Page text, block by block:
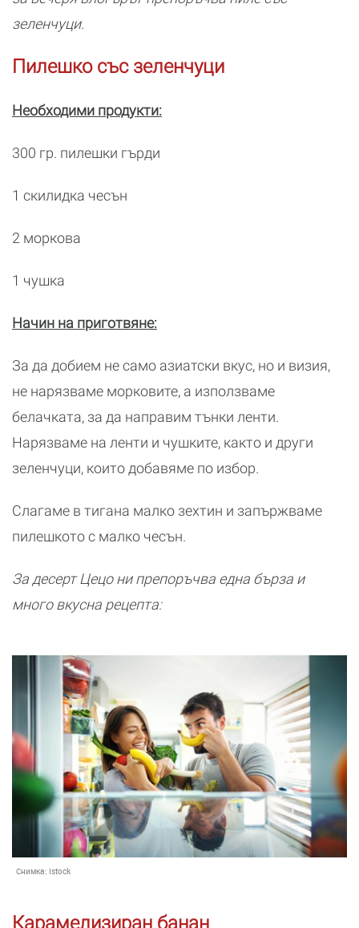
зеленчуци.
Пилешко със зеленчуци
Необходими продукти:
300 гр. пилешки гърди
1 скилидка чесън
2 моркова
1 чушка
Начин на приготвяне:
За да добием не само азиатски вкус, но и визия,
не нарязваме морковите, а използваме
белачката, за да направим тънки ленти.
Нарязваме на ленти и чушките, както и други
зеленчуци, които добавяме по избор.
Слагаме в тигана малко зехтин и запържваме
пилешкото с малко чесън.
За десерт Цецо ни препоръчва една бърза и
много вкусна рецепта:
Снимка: Istock